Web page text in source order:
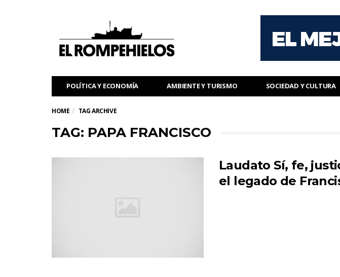
POLÍTICA Y ECONOMÍA AMBIENTE Y TURISMO SOCIEDAD Y CULTURA
HOME TAG ARCHIVE
TAG: PAPA FRANCISCO
Laudato Sí, fe,
el legado de